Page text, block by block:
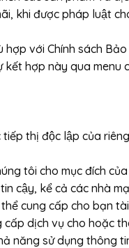
khi được pháp luật
với Chính sách
hợp này qua
thị độc lập của
tôi cho mục đích
cậy, kể cả các nhà
cung cấp cho bạn
dịch vụ cho hoặc
năng sử dụng thông